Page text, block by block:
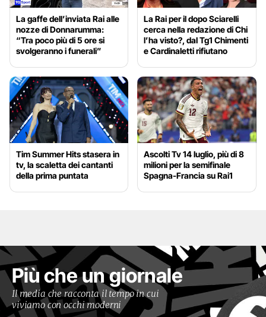
La gaffe dell’inviata Rai alle
nozze di Donnarumma:
“Tra poco più di 5 ore si
svolgeranno i funerali”
La Rai per il dopo Sciarelli
cerca nella redazione di Chi
l’ha visto?, dal Tg1 Chimenti
e Cardinaletti rifiutano
Tim Summer Hits stasera in
tv, la scaletta dei cantanti
della prima puntata
Ascolti Tv 14 luglio, più di 8
milioni per la semifinale
Spagna-Francia su Rai1
Più che un giornale
Il media che racconta il tempo in cui
viviamo con occhi moderni